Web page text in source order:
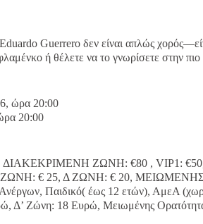
Guerrero δεν είναι απλώς
ή θέλετε να το γνωρίσετε στην
ώρα 20:00
20:00
ΖΩΝΗ: €80 , VIP1:
€ 25, Δ ΖΩΝΗ: € 20,
Ανέργων, Παιδικό( έως 12 ετών), ΑμεΑ
Δ’ Ζώνη: 18 Ευρώ, Μειωμένης